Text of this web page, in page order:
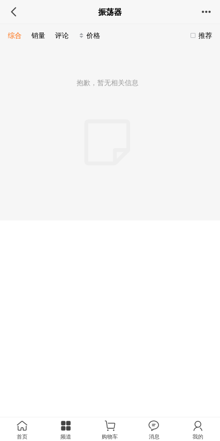
振荡器
推荐
综合 销量 评论 价格
抱歉，暂无相关信息
首页 频道 购物车 消息 我的